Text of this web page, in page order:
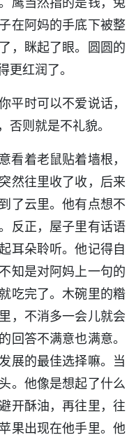
鹰当然指的是钱，兔
在阿妈的手底下被整
，眯起了眼。圆圆的
更红润了。
平时可以不爱说话，
否则就是不礼貌。
看着老鼠贴着墙根，
然往里收了收，后来
了云里。他有点想不
反正，屋子里有话语
耳朵聆听。他记得自
知是对阿妈上一句的
吃完了。木碗里的糌
，不消多一会儿就会
回答不满意也满意。
展的最佳选择嘛。当
。他像是想起了什么
开酥油，再往里，往
果出现在他手里。他